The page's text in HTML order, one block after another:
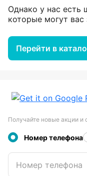
Однако у нас есть
которые могут вас
Перейти в
Получайте новые акции и
Номер телефона
Номер телефона